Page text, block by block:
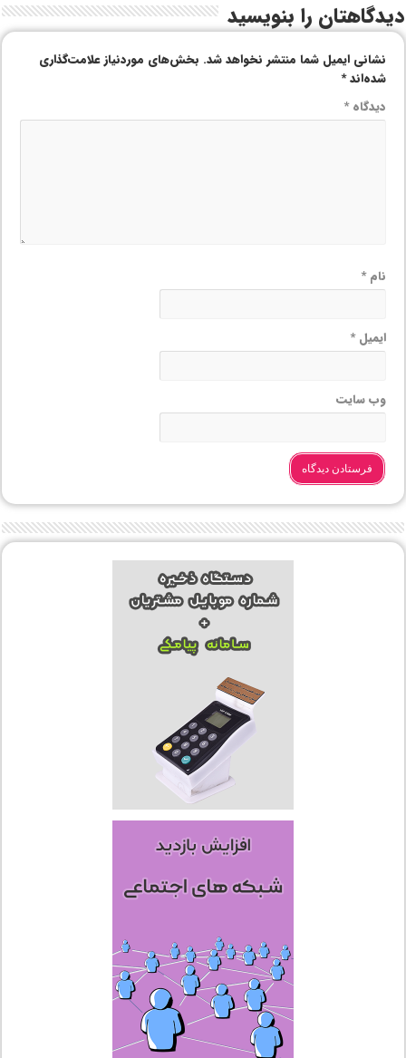
دیدگاهتان را بنویسید
نشانی ایمیل شما منتشر نخواهد شد. بخش‌های موردنیاز علامت‌گذاری
شده‌اند*
دیدگاه*
نام*
ایمیل*
وب‌ سایت